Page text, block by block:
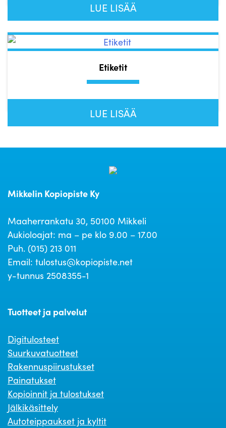
LUE LISÄÄ
Etiketit
LUE LISÄÄ
Mikkelin Kopiopiste Ky
Maaherrankatu 30, 50100 Mikkeli
Aukioloajat: ma – pe klo 9.00 – 17.00
Puh. (015) 213 011
Email: tulostus@kopiopiste.net
y-tunnus 2508355-1
Tuotteet ja palvelut
Digitulosteet
Suurkuvatuotteet
Rakennuspiirustukset
Painatukset
Kopioinnit ja tulostukset
Jälkikäsittely
Autoteippaukset ja kyltit